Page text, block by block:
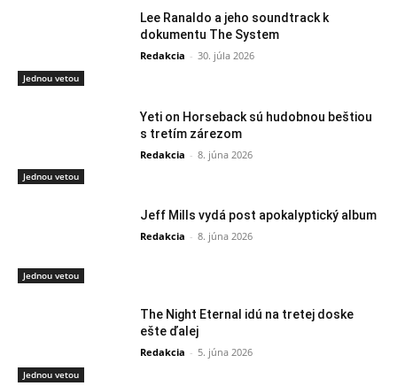
Jednou vetou
Lee Ranaldo a jeho soundtrack k
dokumentu The System
Redakcia - 30. júla 2026
Jednou vetou
Yeti on Horseback sú hudobnou beštiou
s tretím zárezom
Redakcia - 8. júna 2026
Jednou vetou
Jeff Mills vydá post apokalyptický album
Redakcia - 8. júna 2026
Jednou vetou
The Night Eternal idú na tretej doske
ešte ďalej
Redakcia - 5. júna 2026